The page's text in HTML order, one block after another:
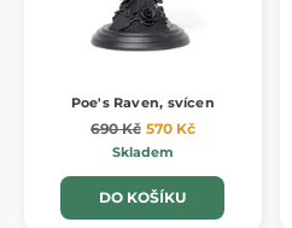
Poe's Raven, svícen
690 Kč 570 Kč
Skladem
DO KOŠÍKU